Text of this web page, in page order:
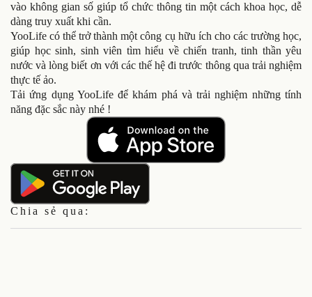
vào không gian số giúp tổ chức thông tin một cách khoa học, dễ
dàng truy xuất khi cần.
YooLife có thể trở thành một công cụ hữu ích cho các trường học,
giúp học sinh, sinh viên tìm hiểu về chiến tranh, tinh thần yêu
nước và lòng biết ơn với các thế hệ đi trước thông qua trải nghiệm
thực tế ảo.
Tải ứng dụng YooLife để khám phá và trải nghiệm những tính
năng đặc sắc này nhé !
Chia sẻ qua: